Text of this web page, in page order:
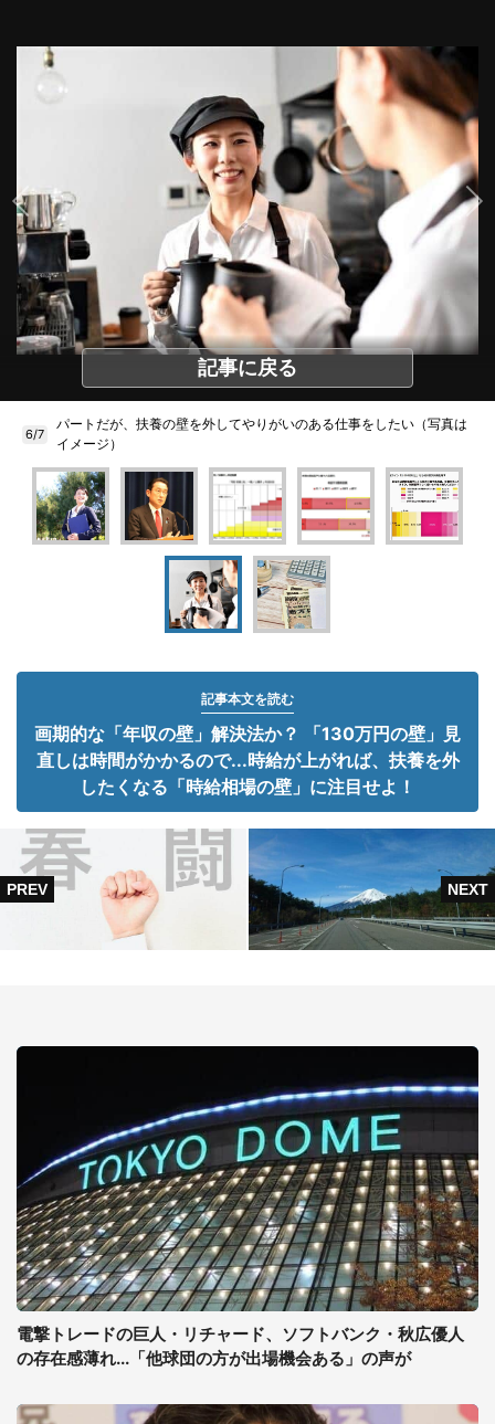
記事に戻る
6/7
パートだが、扶養の壁を外してやりがいのある仕事をしたい（写真は
イメージ）
記事本文を読む
画期的な「年収の壁」解決法か？ 「130万円の壁」見
直しは時間がかかるので...時給が上がれば、扶養を外
したくなる「時給相場の壁」に注目せよ！
電撃トレードの巨人・リチャード、ソフトバンク・秋広優人
の存在感薄れ...「他球団の方が出場機会ある」の声が